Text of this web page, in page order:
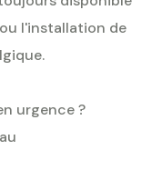
l'installation de
urgence ?